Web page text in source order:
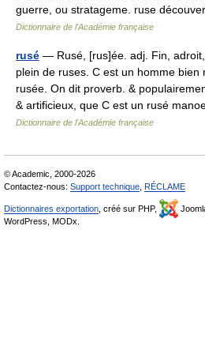
guerre, ou stratageme. ruse
Dictionnaire de l'Académie française
rusé — Rusé, [rus]ée. adj. Fin,
plein de ruses. C est un homme bien
rusée. On dit proverb. &
& artificieux, que C est un rusé
Dictionnaire de l'Académie française
© Academic, 2000-2026
Contactez-nous: Support technique RÉCLAME
Dictionnaires exportation , créé sur PHP,
WordPress, MODx.